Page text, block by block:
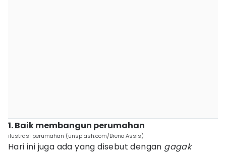
1. Baik membangun perumahan
ilustrasi perumahan (unsplash.com/Breno Assis)
Hari ini juga ada yang disebut dengan gagak